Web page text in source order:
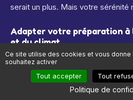
serait un plus. Mais votre sérénité
Adapter votre préparation
et du climat
Entraînement en conditions
Sorties de nuit : prévoyez
avec votre frontale, sur terrain
Ce site utilise des cookies et vous
souhaitez activer
Tout accepter Tout
Politique de